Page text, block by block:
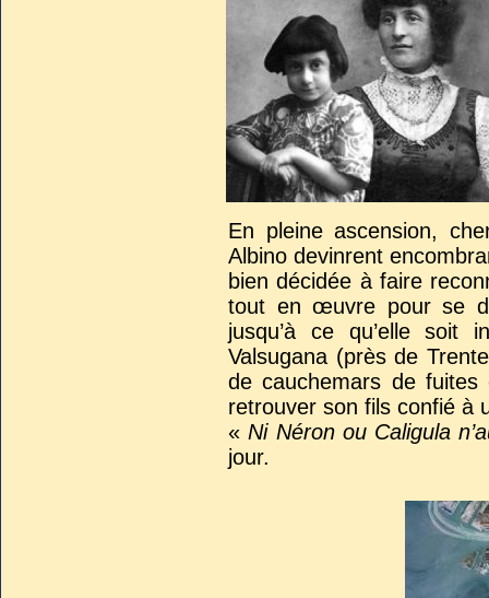
En pleine ascension,
Albino devinrent
bien décidée à faire
tout en œuvre pour se
jusqu’à ce qu’elle soit
Valsugana (près de
de cauchemars de
retrouver son fils confié à
«Ni Néron ou Caligula
jour.
son égard et de tenter
le personnage. En
dangereuse pour elle
hémorragie cérébrale